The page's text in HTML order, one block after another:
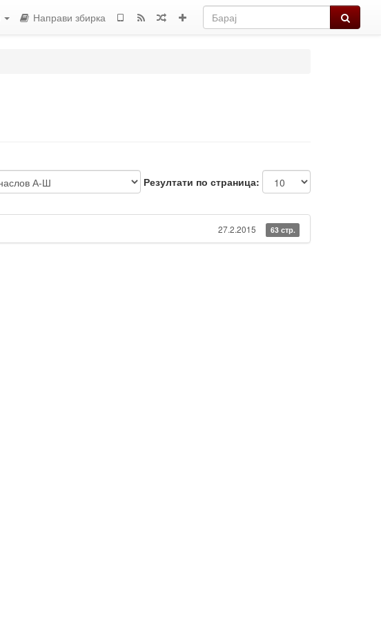
Барај
Направи збирка
Резултати по страница:
27.2.2015 63 стр.